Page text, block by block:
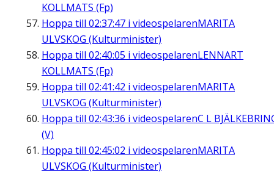
KOLLMATS (Fp)
Hoppa till 02:37:47 i videospelarenMARITA
ULVSKOG (Kulturminister)
Hoppa till 02:40:05 i videospelarenLENNART
KOLLMATS (Fp)
Hoppa till 02:41:42 i videospelarenMARITA
ULVSKOG (Kulturminister)
Hoppa till 02:43:36 i videospelarenC L
(V)
Hoppa till 02:45:02 i videospelarenMARITA
ULVSKOG (Kulturminister)